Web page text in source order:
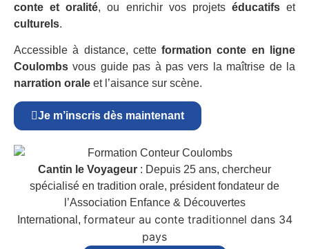
conte et oralité, ou enrichir vos projets éducatifset
culturels.
Accessible à distance, cetteformation conte en ligne
Coulombs vous guide pas à pas vers la maîtrise de la
narration orale et l’aisance sur scène.
Je m’inscris dès maintenant
Cantin le Voyageur : Depuis 25 ans, chercheur
spécialisé en tradition orale, président fondateur de
l’Association Enfance & Découvertes
International, formateur au conte traditionnel dans 34
pays